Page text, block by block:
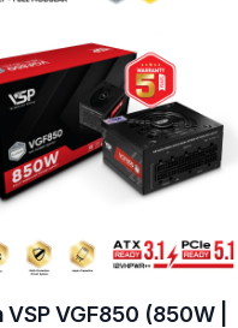
VSP VGF850 (850W |